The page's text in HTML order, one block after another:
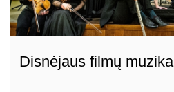
Disnėjaus filmų muzika